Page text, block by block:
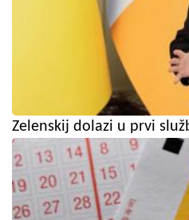
Zelenskij dolazi u prvi